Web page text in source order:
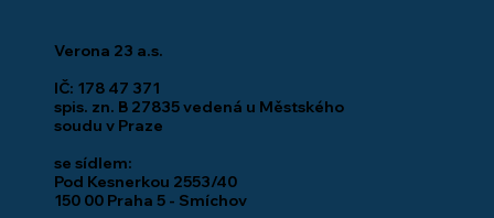
Verona 23 a.s.
IČ: 178 47 371
spis. zn. B 27835 vedená u Městského
soudu v Praze
se sídlem:
Pod Kesnerkou 2553/40
150 00 Praha 5 - Smíchov